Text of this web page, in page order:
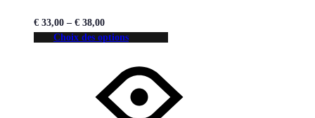
€ 33,00 – € 38,00
Choix des options